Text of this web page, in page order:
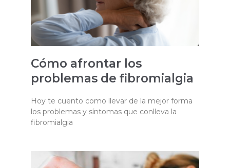
Cómo afrontar los
problemas de fibromialgia
Hoy te cuento como llevar de la mejor forma
los problemas y síntomas que conlleva la
fibromialgia